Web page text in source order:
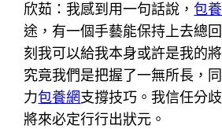
欣茹：我感到用一句話說，包
途，有一個手藝能保持上去總
刻我可以給我本身或許是我的
究竟我們是把握了一無所長，
力包養網支撐技巧。我信任分
將來必定行行出狀元。